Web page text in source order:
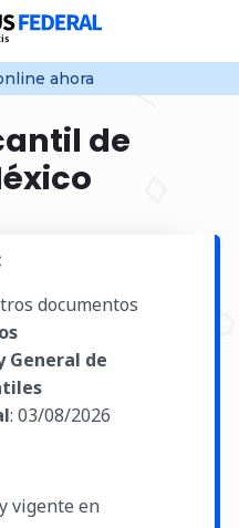
ahora
de
documentos
General de
: 03/08/2026
vigente en